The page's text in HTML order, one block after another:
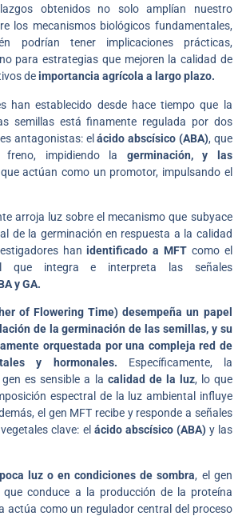
obtenidos no solo amplían nuestro
los mecanismos biológicos fundamentales,
podrían tener implicaciones prácticas,
para estrategias que mejoren la calidad de
deimportancia agrícola a largo plazo.
han establecido desde hace tiempo que la
semillas está finamente regulada por dos
antagonistas: elácido abscísico (ABA), que
impidiendo la germinación, y las
actúan como un promotor, impulsando el
arroja luz sobre el mecanismo que subyace
de la germinación en respuesta a la calidad
hanidentificado a MFT como el
que integra e interpreta las señales
y GA.
of Flowering Time) desempeña un papel
de la germinación de las semillas, y su
orquestada por una compleja red de
y hormonales. Específicamente, la
es sensible a la calidad de la luz, lo que
espectral de la luz ambiental influye
el gen MFT recibe y responde a señales
clave: el ácido abscísico (ABA)y las
luz o en condiciones de sombra, el gen
que conduce a la producción de la proteína
actúa como un regulador central del proceso